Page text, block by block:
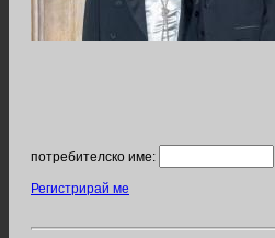
потребителско име:
Регистрирай ме